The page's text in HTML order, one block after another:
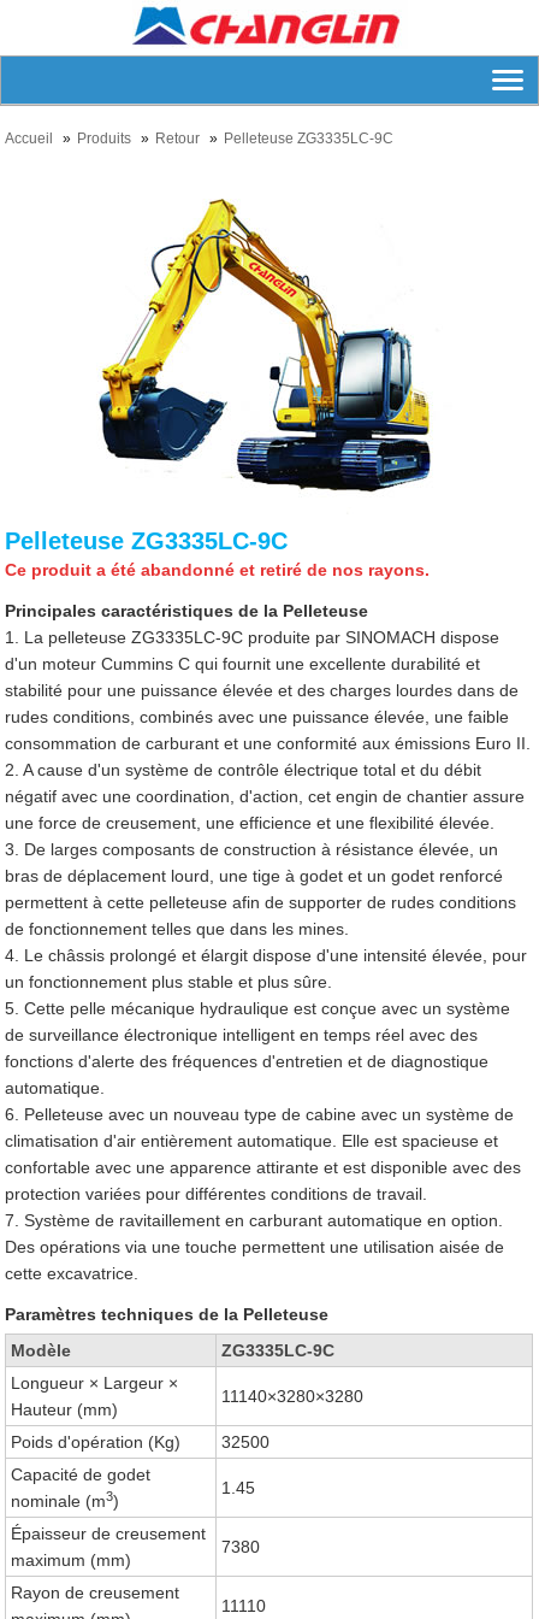
Accueil Produits Retour Pelleteuse ZG3335LC-9C
Pelleteuse ZG3335LC-9C
Ce produit a été abandonné et retiré de nos rayons.
Principales caractéristiques de la Pelleteuse
1. La pelleteuse ZG3335LC-9C produite par SINOMACH dispose
d'un moteur Cummins C qui fournit une excellente durabilité et
stabilité pour une puissance élevée et des charges lourdes dans de
rudes conditions, combinés avec une puissance élevée, une faible
consommation de carburant et une conformité aux émissions Euro II.
2. A cause d'un système de contrôle électrique total et du débit
négatif avec une coordination, d'action, cet engin de chantier assure
une force de creusement, une efficience et une flexibilité élevée.
3. De larges composants de construction à résistance élevée, un
bras de déplacement lourd, une tige à godet et un godet renforcé
permettent à cette pelleteuse afin de supporter de rudes conditions
de fonctionnement telles que dans les mines.
4. Le châssis prolongé et élargit dispose d'une intensité élevée, pour
un fonctionnement plus stable et plus sûre.
5. Cette pelle mécanique hydraulique est conçue avec un système
de surveillance électronique intelligent en temps réel avec des
fonctions d'alerte des fréquences d'entretien et de diagnostique
automatique.
6. Pelleteuse avec un nouveau type de cabine avec un système de
climatisation d'air entièrement automatique. Elle est spacieuse et
confortable avec une apparence attirante et est disponible avec des
protection variées pour différentes conditions de travail.
7. Système de ravitaillement en carburant automatique en option.
Des opérations via une touche permettent une utilisation aisée de
cette excavatrice.
Paramètres techniques de la Pelleteuse
Modèle
ZG3335LC-9C
Longueur × Largeur ×
Hauteur (mm)
11140×3280×3280
Poids d'opération (Kg)
32500
Capacité de godet
nominale (m3)
1.45
Épaisseur de creusement
maximum (mm)
7380
Rayon de creusement
11110